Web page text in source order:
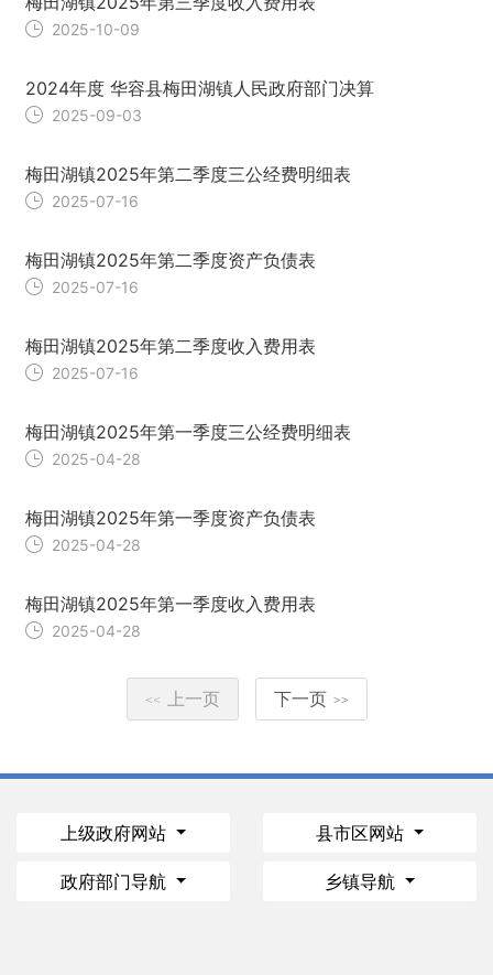
2025-10-09
2024年度 华容县梅田湖镇人民政府部门决算
2025-09-03
梅田湖镇2025年第二季度三公经费明细表
2025-07-16
梅田湖镇2025年第二季度资产负债表
2025-07-16
梅田湖镇2025年第二季度收入费用表
2025-07-16
梅田湖镇2025年第一季度三公经费明细表
2025-04-28
梅田湖镇2025年第一季度资产负债表
2025-04-28
梅田湖镇2025年第一季度收入费用表
2025-04-28
<< 上一页 下一页 >>
上级政府网站 县市区网站
政府部门导航 乡镇导航